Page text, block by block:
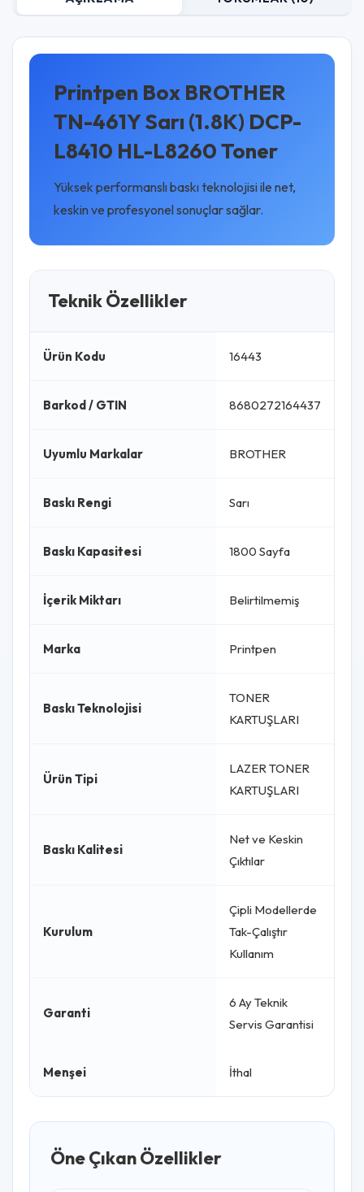
Printpen Box BROTHER
TN-461Y Sarı (1.8K) DCP-
L8410 HL-L8260 Toner
Yüksek performanslı baskı teknolojisi ile net,
keskin ve profesyonel sonuçlar sağlar.
Teknik Özellikler
Ürün Kodu 16443
Barkod / GTIN 8680272164437
Uyumlu Markalar BROTHER
Baskı Rengi Sarı
Baskı Kapasitesi 1800 Sayfa
İçerik Miktarı Belirtilmemiş
Marka Printpen
Baskı Teknolojisi
TONER
KARTUŞLARI
Ürün Tipi
LAZER TONER
KARTUŞLARI
Baskı Kalitesi
Net ve Keskin
Çıktılar
Kurulum
Çipli Modellerde
Tak-Çalıştır
Kullanım
Garanti
6 Ay Teknik
Servis Garantisi
Menşei İthal
Öne Çıkan Özellikler